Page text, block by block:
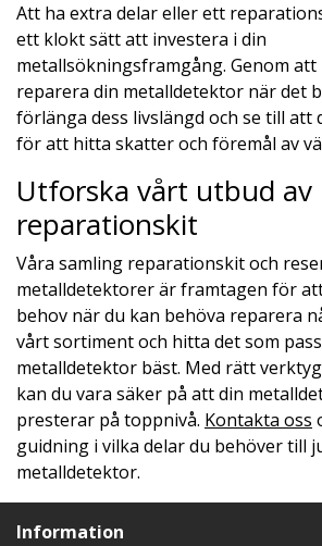
Att ha extra delar eller ett
ett klokt sätt att investera i din
metallsökningsframgång. Genom att
reparera din metalldetektor när det
förlänga dess livslängd och se till att
för att hitta skatter och föremål av
Utforska vårt utbud av
reparationskit
Våra samling reparationskit och
metalldetektorer är framtagen för
behov när du kan behöva reparera
vårt sortiment och hitta det som
metalldetektor bäst. Med rätt
kan du vara säker på att din
presterar på toppnivå. Kontakta oss
guidning i vilka delar du behöver till
metalldetektor.
Information